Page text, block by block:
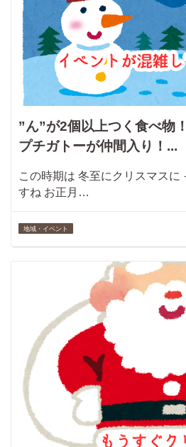
”ん”が2個以上つく食べ物
プチガトーが仲間入り！...
この時期は 冬至にクリスマスに
すね お正月…
地域・イベント